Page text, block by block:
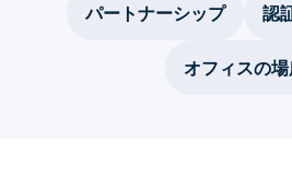
パートナーシップ 認
オフィスの